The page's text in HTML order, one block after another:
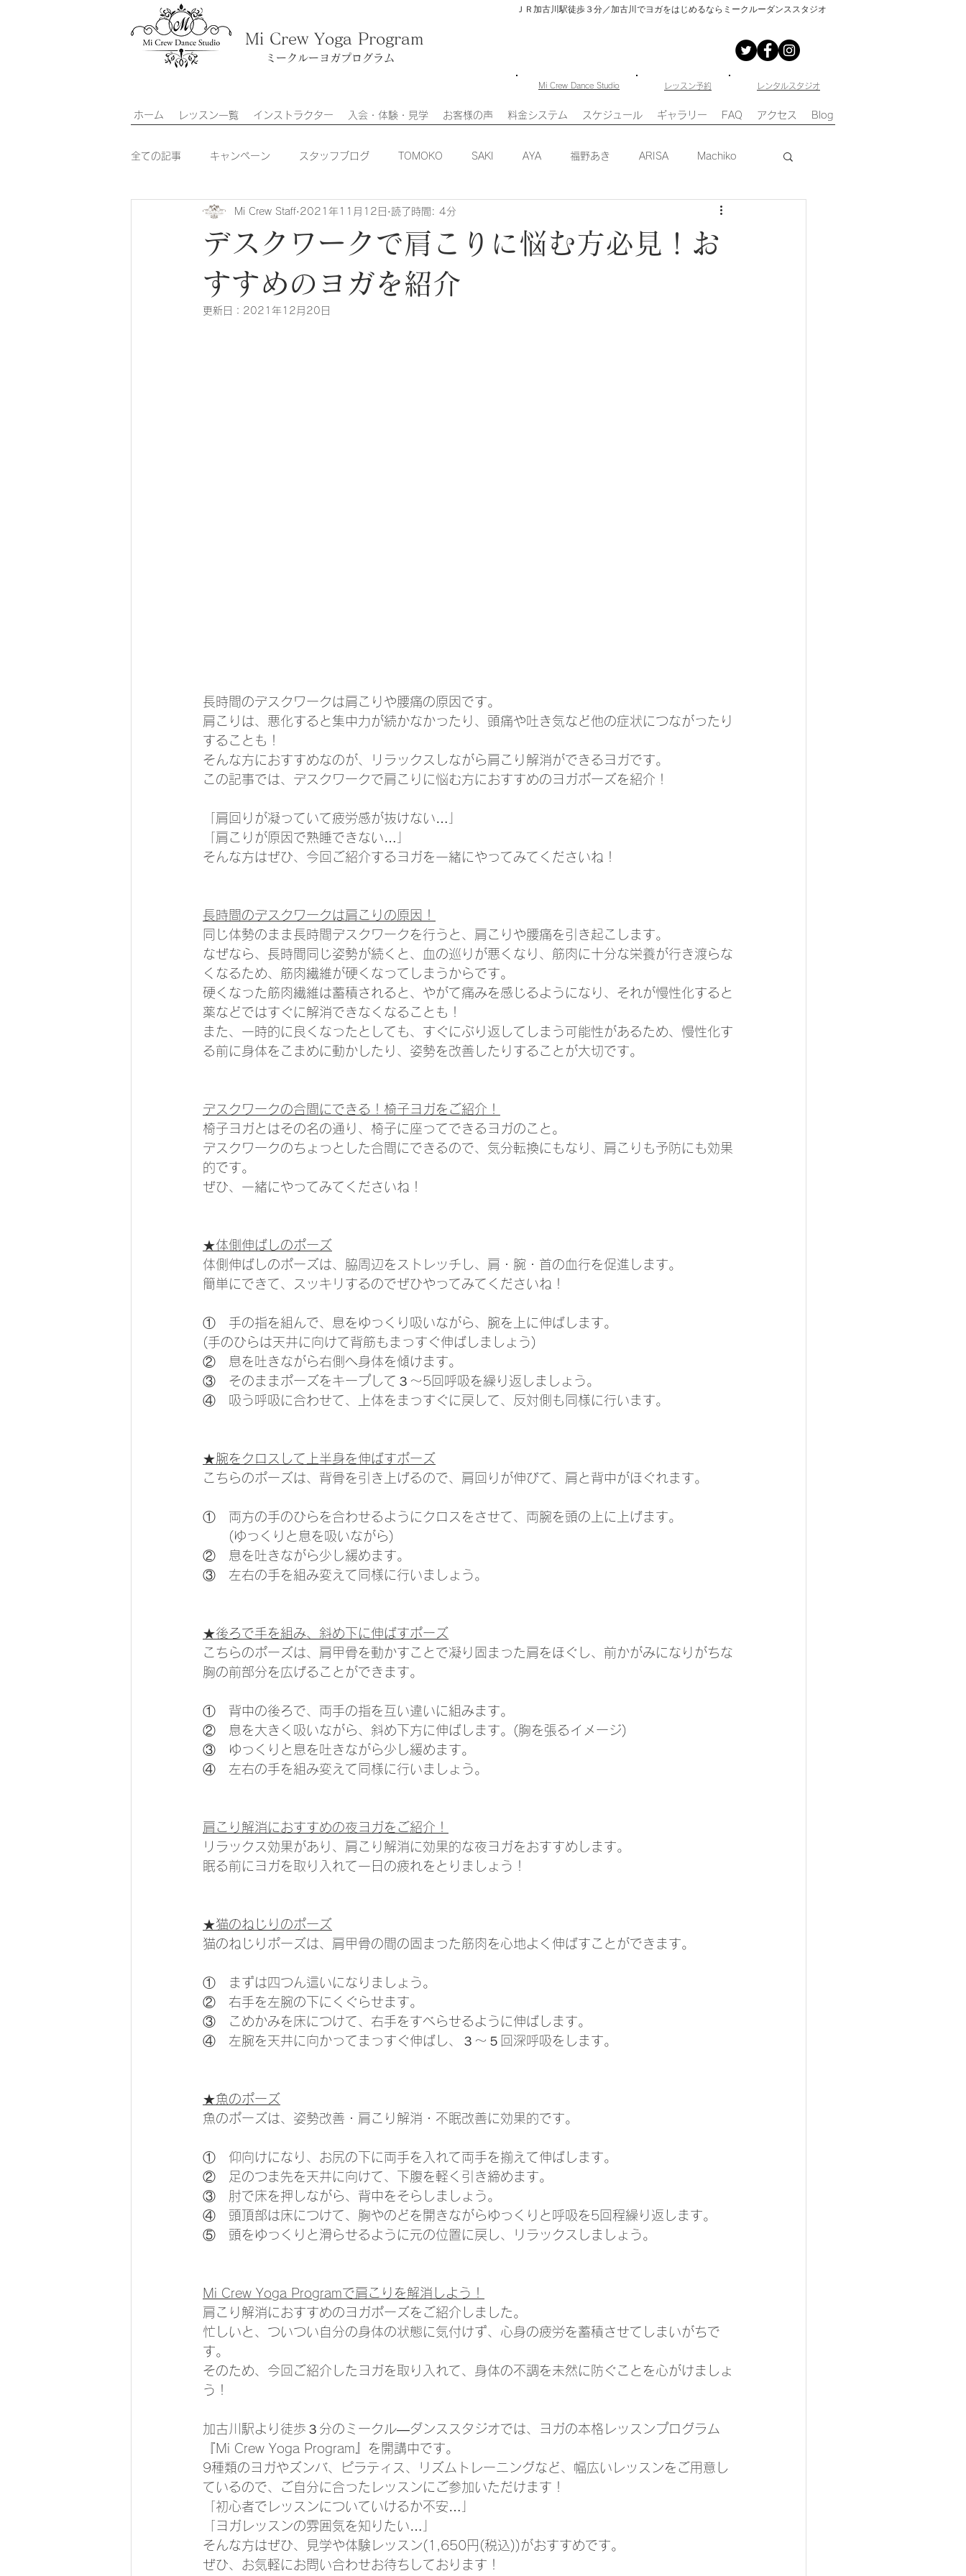
Mi Crew Yoga Program
ミークルーヨガプログラム
​Mi Crew Dance Studio ​レッスン予約 ​レンタルスタジオ
ＪＲ加古川駅徒歩３分／加古川でヨガをはじめるならミークルーダンススタジオ
ホーム レッスン一覧 インストラクター 入会・体験・見学 お客様の声 料金システム スケジュール ギャラリー FAQ アクセス Blog
全ての記事 キャンペーン スタッフブログ TOMOKO SAKI AYA 福野あき ARISA Machiko
NANAKA MAMI スタジオニュース
デスクワークで肩こりに悩む方必見！お
すすめのヨガを紹介
Mi Crew Staff 2021年11月12日 読了時間: 4分
更新日： 2021年12月20日
長時間のデスクワークは肩こりや腰痛の原因です。
肩こりは、悪化すると集中力が続かなかったり、頭痛や吐き気など他の症状につながったり
することも！
そんな方におすすめなのが、リラックスしながら肩こり解消ができるヨガです。
この記事では、デスクワークで肩こりに悩む方におすすめのヨガポーズを紹介！
「肩回りが凝っていて疲労感が抜けない…」
「肩こりが原因で熟睡できない…」
そんな方はぜひ、今回ご紹介するヨガを一緒にやってみてくださいね！
長時間のデスクワークは肩こりの原因！
同じ体勢のまま長時間デスクワークを行うと、肩こりや腰痛を引き起こします。
なぜなら、長時間同じ姿勢が続くと、血の巡りが悪くなり、筋肉に十分な栄養が行き渡らな
くなるため、筋肉繊維が硬くなってしまうからです。
硬くなった筋肉繊維は蓄積されると、やがて痛みを感じるようになり、それが慢性化すると
薬などではすぐに解消できなくなることも！
また、一時的に良くなったとしても、すぐにぶり返してしまう可能性があるため、慢性化す
る前に身体をこまめに動かしたり、姿勢を改善したりすることが大切です。
デスクワークの合間にできる！椅子ヨガをご紹介！
椅子ヨガとはその名の通り、椅子に座ってできるヨガのこと。
デスクワークのちょっとした合間にできるので、気分転換にもなり、肩こりも予防にも効果
的です。
ぜひ、一緒にやってみてくださいね！
★体側伸ばしのポーズ
体側伸ばしのポーズは、脇周辺をストレッチし、肩・腕・首の血行を促進します。
簡単にできて、スッキリするのでぜひやってみてくださいね！
①　手の指を組んで、息をゆっくり吸いながら、腕を上に伸ばします。
(手のひらは天井に向けて背筋もまっすぐ伸ばしましょう)
②　息を吐きながら右側へ身体を傾けます。
③　そのままポーズをキープして３～5回呼吸を繰り返しましょう。
④　吸う呼吸に合わせて、上体をまっすぐに戻して、反対側も同様に行います。
★腕をクロスして上半身を伸ばすポーズ
こちらのポーズは、背骨を引き上げるので、肩回りが伸びて、肩と背中がほぐれます。
①　両方の手のひらを合わせるようにクロスをさせて、両腕を頭の上に上げます。
(ゆっくりと息を吸いながら)
②　息を吐きながら少し緩めます。
③　左右の手を組み変えて同様に行いましょう。
★後ろで手を組み、斜め下に伸ばすポーズ
こちらのポーズは、肩甲骨を動かすことで凝り固まった肩をほぐし、前かがみになりがちな
胸の前部分を広げることができます。
①　背中の後ろで、両手の指を互い違いに組みます。
②　息を大きく吸いながら、斜め下方に伸ばします。(胸を張るイメージ)
③　ゆっくりと息を吐きながら少し緩めます。
④　左右の手を組み変えて同様に行いましょう。
肩こり解消におすすめの夜ヨガをご紹介！
リラックス効果があり、肩こり解消に効果的な夜ヨガをおすすめします。
眠る前にヨガを取り入れて一日の疲れをとりましょう！
★猫のねじりのポーズ
猫のねじりポーズは、肩甲骨の間の固まった筋肉を心地よく伸ばすことができます。
①　まずは四つん這いになりましょう。
②　右手を左腕の下にくぐらせます。
③　こめかみを床につけて、右手をすべらせるように伸ばします。
④　左腕を天井に向かってまっすぐ伸ばし、３～５回深呼吸をします。
★魚のポーズ
魚のポーズは、姿勢改善・肩こり解消・不眠改善に効果的です。
①　仰向けになり、お尻の下に両手を入れて両手を揃えて伸ばします。
②　足のつま先を天井に向けて、下腹を軽く引き締めます。
③　肘で床を押しながら、背中をそらしましょう。
④　頭頂部は床につけて、胸やのどを開きながらゆっくりと呼吸を5回程繰り返します。
⑤　頭をゆっくりと滑らせるように元の位置に戻し、リラックスしましょう。
Mi Crew Yoga Programで肩こりを解消しよう！
肩こり解消におすすめのヨガポーズをご紹介しました。
忙しいと、ついつい自分の身体の状態に気付けず、心身の疲労を蓄積させてしまいがちで
す。
そのため、今回ご紹介したヨガを取り入れて、身体の不調を未然に防ぐことを心がけましょ
う！
加古川駅より徒歩３分のミークル―ダンススタジオでは、ヨガの本格レッスンプログラム
『Mi Crew Yoga Program』を開講中です。
9種類のヨガやズンバ、ピラティス、リズムトレーニングなど、幅広いレッスンをご用意し
ているので、ご自分に合ったレッスンにご参加いただけます！
「初心者でレッスンについていけるか不安…」
「ヨガレッスンの雰囲気を知りたい…」
そんな方はぜひ、見学や体験レッスン(1,650円(税込))がおすすめです。
ぜひ、お気軽にお問い合わせお待ちしております！